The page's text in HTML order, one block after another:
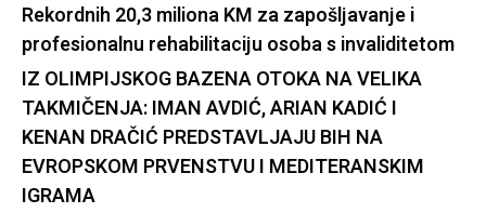
Rekordnih 20,3 miliona KM za zapošljavanje i
profesionalnu rehabilitaciju osoba s invaliditetom
IZ OLIMPIJSKOG BAZENA OTOKA NA VELIKA
TAKMIČENJA: IMAN AVDIĆ, ARIAN KADIĆ I
KENAN DRAČIĆ PREDSTAVLJAJU BIH NA
EVROPSKOM PRVENSTVU I MEDITERANSKIM
IGRAMA